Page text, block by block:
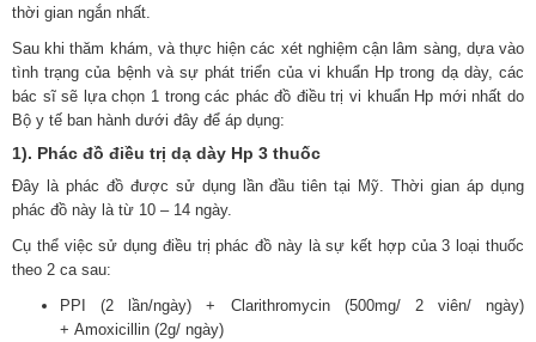
thời gian ngắn nhất.
Sau khi thăm khám, và thực hiện các xét nghiệm cận lâm sàng, dựa vào
tình trạng của bệnh và sự phát triển của vi khuẩn Hp trong dạ dày, các
bác sĩ sẽ lựa chọn 1 trong các phác đồ điều trị vi khuẩn Hp mới nhất do
Bộ y tế ban hành dưới đây để áp dụng:
1). Phác đồ điều trị dạ dày Hp 3 thuốc
Đây là phác đồ được sử dụng lần đầu tiên tại Mỹ. Thời gian áp dụng
phác đồ này là từ 10 – 14 ngày.
Cụ thể việc sử dụng điều trị phác đồ này là sự kết hợp của 3 loại thuốc
theo 2 ca sau:
PPI (2 lần/ngày) + Clarithromycin (500mg/ 2 viên/ ngày)
+ Amoxicillin (2g/ ngày)